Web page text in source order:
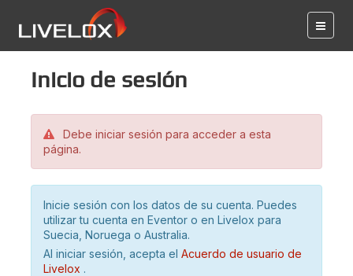
Inicio de sesión
Debe iniciar sesión para acceder a esta
página.
Inicie sesión con los datos de su cuenta. Puedes
utilizar tu cuenta en Eventor o en Livelox para
Suecia, Noruega o Australia.
Al iniciar sesión, acepta el Acuerdo de usuario de
Livelox .